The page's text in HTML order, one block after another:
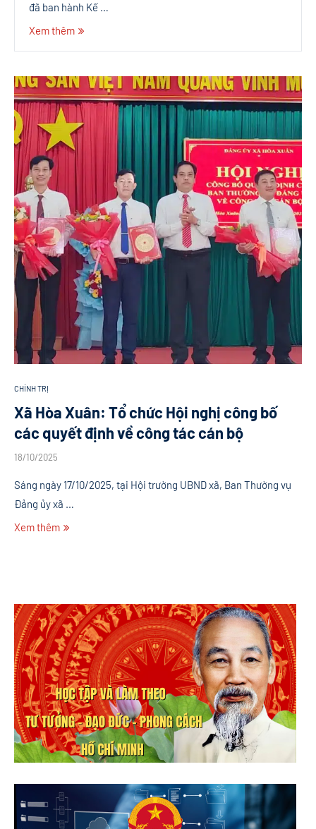
đã ban hành Kế …
Xem thêm
CHÍNH TRỊ
Xã Hòa Xuân: Tổ chức Hội nghị công bố
các quyết định về công tác cán bộ
18/10/2025
Sáng ngày 17/10/2025, tại Hội trường UBND xã, Ban Thường vụ
Đảng ủy xã …
Xem thêm